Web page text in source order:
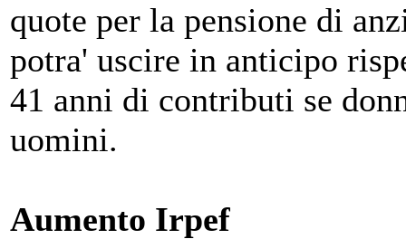
quote per la pensione di
potra' uscire in anticipo
41 anni di contributi se
uomini.
Aumento Irpef